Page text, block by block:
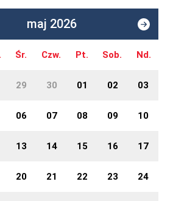
maj 2026
Śr. Czw. Pt. Sob. Nd.
29 30 01 02 03
06 07 08 09 10
13 14 15 16 17
20 21 22 23 24